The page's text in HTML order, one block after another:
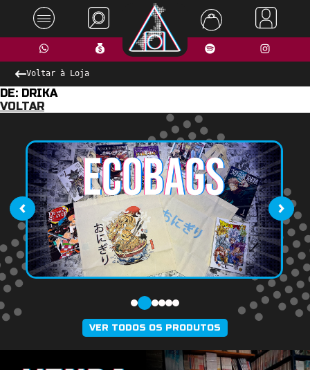
Voltar à Loja
DE: DRIKA
VOLTAR
‹ ›
VER TODOS OS PRODUTOS